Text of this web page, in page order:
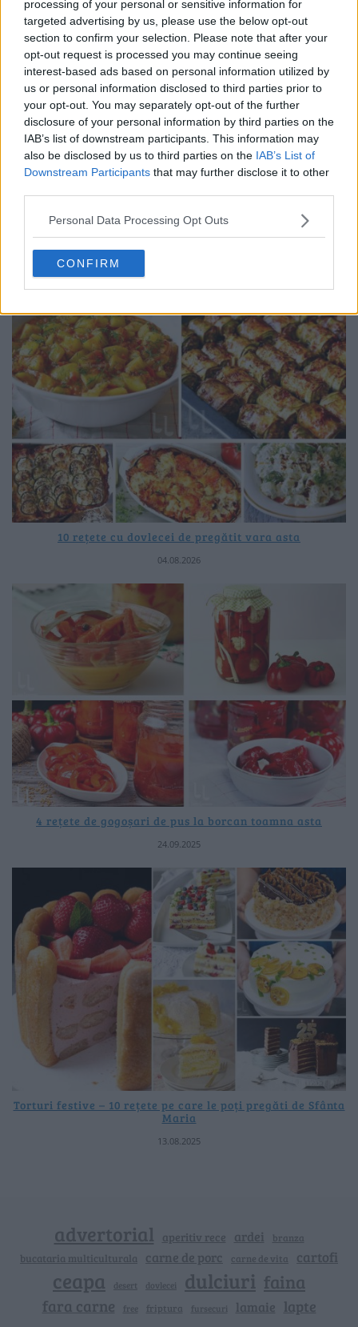
processing of your personal or sensitive information for
targeted advertising by us, please use the below opt-out
section to confirm your selection. Please note that after your
opt-out request is processed you may continue seeing
interest-based ads based on personal information utilized by
us or personal information disclosed to third parties prior to
your opt-out. You may separately opt-out of the further
disclosure of your personal information by third parties on the
IAB’s list of downstream participants. This information may
also be disclosed by us to third parties on the IAB’s List of
Downstream Participants that may further disclose it to other
Personal Data Processing Opt Outs
CONFIRM
20 de rețete de salate de vară fără prelucrare termică
10 rețete cu dovlecei de pregătit vara asta
04.08.2026
4 rețete de gogoșari de pus la borcan toamna asta
24.09.2025
Torturi festive – 10 rețete pe care le poți pregăti de Sfânta
Maria
13.08.2025
advertorial aperitiv rece ardei branza
bucataria multiculturala carne de porc carne de vita cartofi
ceapa desert dovlecei dulciuri faina
fara carne free friptura fursecuri lamaie lapte